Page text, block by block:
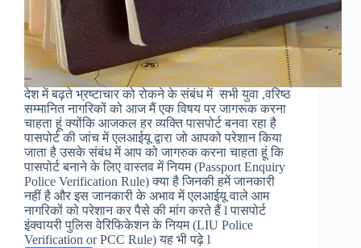
देश में बढ़ते भ्रष्टाचार को रोकने के संबंध में सभी युवा ,वरिष्ठ
सम्मानित नागरिकों को आज मैं एक विषय पर जागरूक करना
चाहता हूं क्योंकि आजकल हर व्यक्ति पासपोर्ट बनवा रहा है
पासपोर्ट की जांच में एलआईयू द्वारा जो आपको परेशान किया
जाता है उसके संबंध में आप को जागरुक करना चाहता हूं कि
पासपोर्ट बनाने के लिए वास्तव में नियम (Passport Enquiry
Police Verification Rule) क्या है जिनकी हमें जानकारी
नहीं है और इस जानकारी के अभाव में एलआईयू वाले आम
नागरिकों को परेशान कर पैसे की मांग करते हैं l पासपोर्ट
इंक्वायरी पुलिस वेरिफिकेशन के नियम (LIU Police
Verification or PCC Rule) यह भी पढ़े l